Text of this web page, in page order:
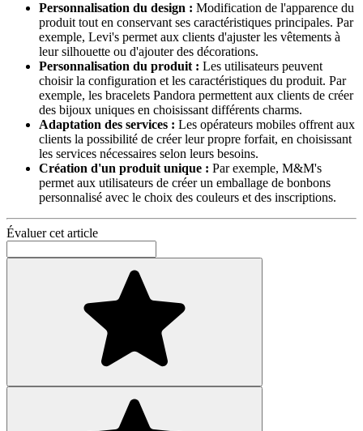
Personnalisation du design : Modification de l'apparence du
produit tout en conservant ses caractéristiques principales. Par
exemple, Levi's permet aux clients d'ajuster les vêtements à
leur silhouette ou d'ajouter des décorations.
Personnalisation du produit : Les utilisateurs peuvent
choisir la configuration et les caractéristiques du produit. Par
exemple, les bracelets Pandora permettent aux clients de créer
des bijoux uniques en choisissant différents charms.
Adaptation des services : Les opérateurs mobiles offrent aux
clients la possibilité de créer leur propre forfait, en choisissant
les services nécessaires selon leurs besoins.
Création d'un produit unique : Par exemple, M&M's
permet aux utilisateurs de créer un emballage de bonbons
personnalisé avec le choix des couleurs et des inscriptions.
Évaluer cet article